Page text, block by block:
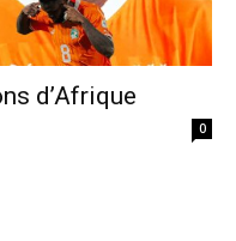
d’Afrique
0